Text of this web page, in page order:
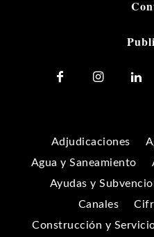
Adjudicaciones
Agua y Saneamiento
Ayudas y
Canales
Construcción y